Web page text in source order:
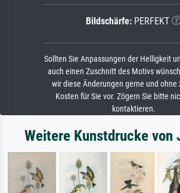
Bildschärfe: PERFEKT
Sollten Sie Anpassungen der Helligkeit
auch einen Zuschnitt des Motivs
wir diese Änderungen gerne und ohne
Kosten für Sie vor. Zögern Sie bitte
kontaktieren.
Weitere Kunstdrucke von